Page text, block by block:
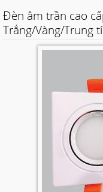
Đèn âm trần cao
Trắng/Vàng/Trung